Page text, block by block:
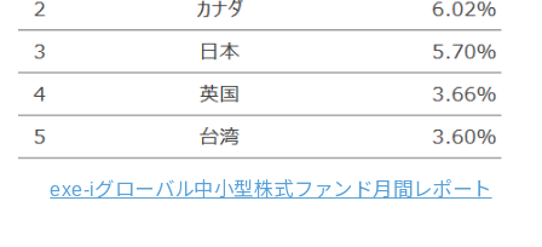
exe-iグローバル中小型株式ファンド月間レポート